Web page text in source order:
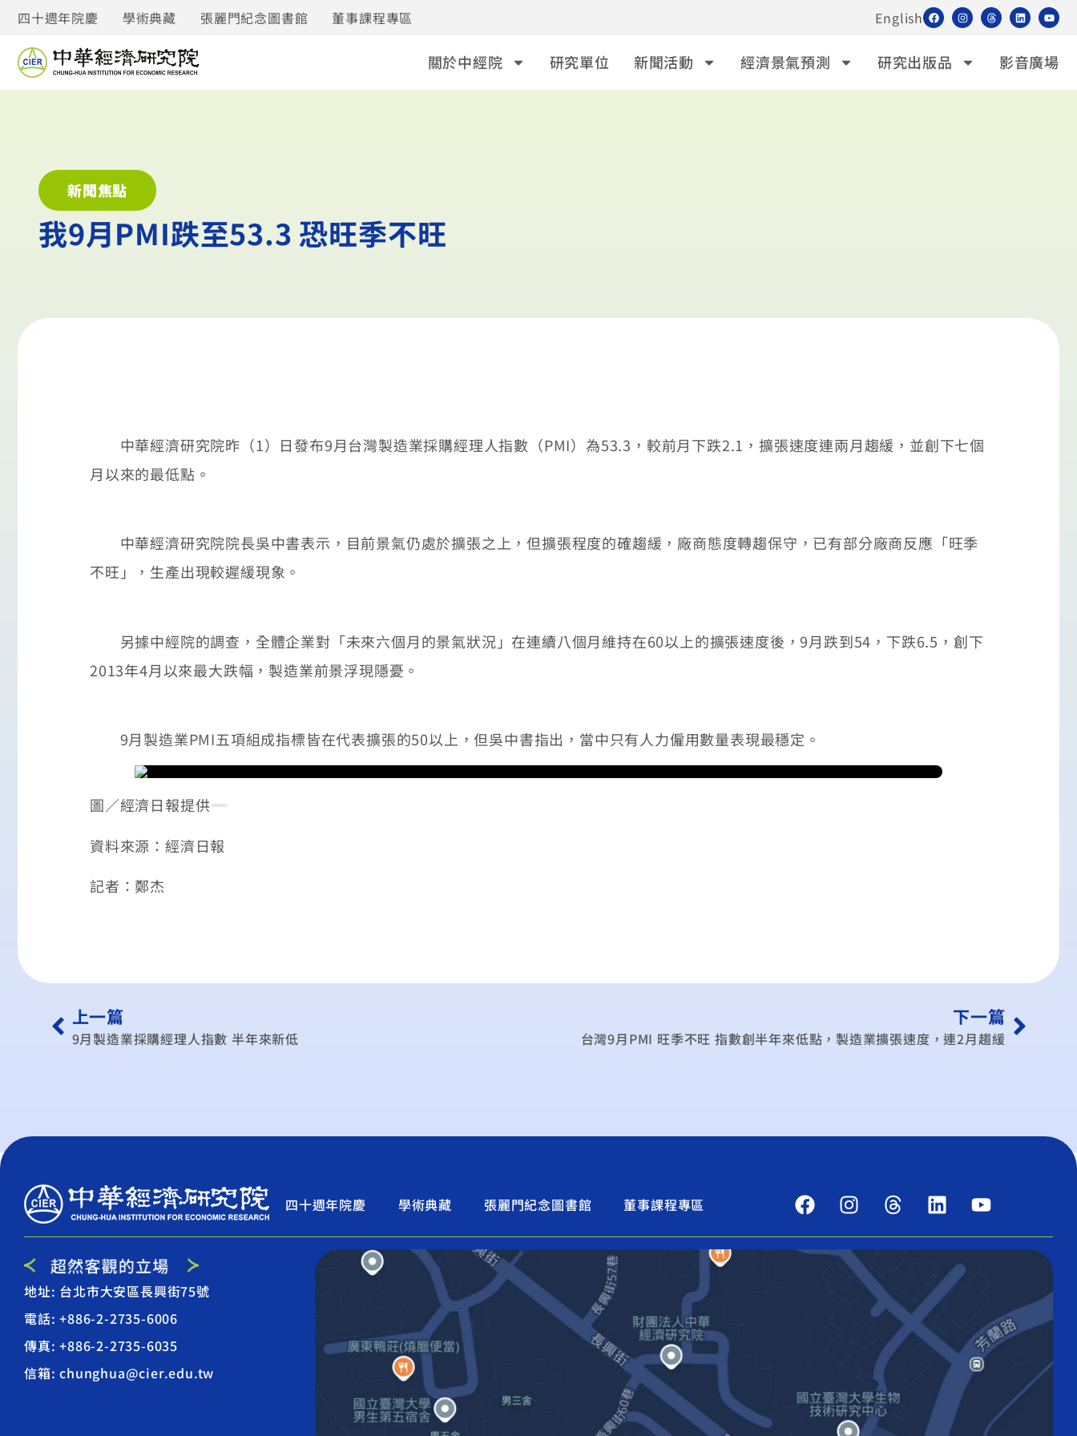
四十週年院慶 學術典藏 張麗門紀念圖書館 董事課程專區 English
關於中經院 研究單位 新聞活動 經濟景氣預測 研究出版品 影音廣場
新聞焦點
我9月PMI跌至53.3 恐旺季不旺
中華經濟研究院昨（1）日發布9月台灣製造業採購經理人指數（PMI）為53.3，較前月下跌2.1，擴張速度連兩月趨緩，並創下七個
月以來的最低點。
中華經濟研究院院長吳中書表示，目前景氣仍處於擴張之上，但擴張程度的確趨緩，廠商態度轉趨保守，已有部分廠商反應「旺季
不旺」，生產出現較遲緩現象。
另據中經院的調查，全體企業對「未來六個月的景氣狀況」在連續八個月維持在60以上的擴張速度後，9月跌到54，下跌6.5，創下
2013年4月以來最大跌幅，製造業前景浮現隱憂。
9月製造業PMI五項組成指標皆在代表擴張的50以上，但吳中書指出，當中只有人力僱用數量表現最穩定。
圖／經濟日報提供
資料來源：經濟日報
記者：鄭杰
上一篇
9月製造業採購經理人指數 半年來新低
下一篇
台灣9月PMI 旺季不旺 指數創半年來低點，製造業擴張速度，連2月趨緩
四十週年院慶 學術典藏 張麗門紀念圖書館 董事課程專區
地址: 台北市大安區長興街75號
電話: +886-2-2735-6006
傳真: +886-2-2735-6035
信箱: chunghua@cier.edu.tw